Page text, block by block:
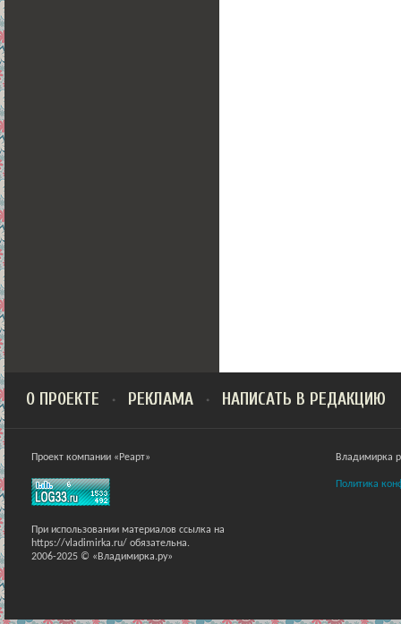
О ПРОЕКТЕ РЕКЛАМА НАПИСАТЬ В РЕДАКЦИЮ
Проект компании «Реарт»
При использовании материалов ссылка на
https://vladimirka.ru/ обязательна.
2006-2025 © «Владимирка.ру»
Владимирка
Политика